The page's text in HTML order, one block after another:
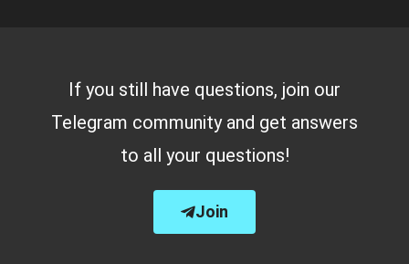
If you still have questions, join our
Telegram community and get answers
to all your questions!
Join